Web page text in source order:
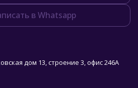
в Whatsapp
дом 13, строение 3, офис 246А